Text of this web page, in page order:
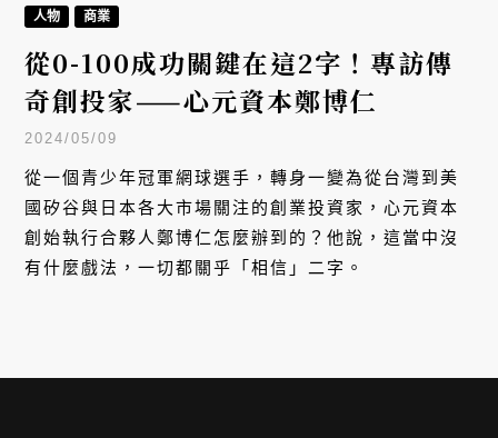
人物 商業
從0-100成功關鍵在這2字！專訪傳
奇創投家——心元資本鄭博仁
2024/05/09
從一個青少年冠軍網球選手，轉身一變為從台灣到美
國矽谷與日本各大市場關注的創業投資家，心元資本
創始執行合夥人鄭博仁怎麼辦到的？他說，這當中沒
有什麼戲法，一切都關乎「相信」二字。